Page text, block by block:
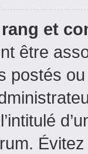
et
être
postés